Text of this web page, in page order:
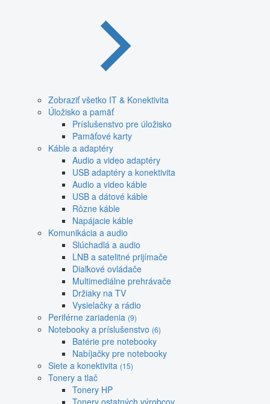
Zobraziť všetko IT & Konektivita
Úložisko a pamäť
Príslušenstvo pre úložisko
Pamäťové karty
Káble a adaptéry
Audio a video adaptéry
USB adaptéry a konektivita
Audio a video káble
USB a dátové káble
Rôzne káble
Napájacie káble
Komunikácia a audio
Slúchadlá a audio
LNB a satelitné prijímače
Diaľkové ovládače
Multimediálne prehrávače
Držiaky na TV
Vysielačky a rádio
Periférne zariadenia (9)
Notebooky a príslušenstvo (6)
Batérie pre notebooky
Nabíjačky pre notebooky
Siete a konektivita (15)
Tonery a tlač
Tonery HP